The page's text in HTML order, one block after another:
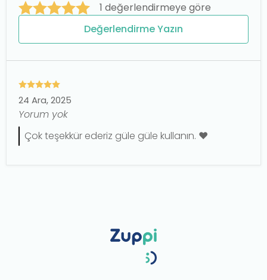
1 değerlendirmeye göre
Değerlendirme Yazın
24 Ara, 2025
Yorum yok
Çok teşekkür ederiz güle güle kullanın. ❤️